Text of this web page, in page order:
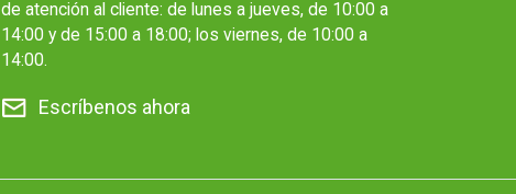
de atención al cliente: de lunes a jueves, de 10:00 a
14:00 y de 15:00 a 18:00; los viernes, de 10:00 a
14:00.
Escríbenos ahora